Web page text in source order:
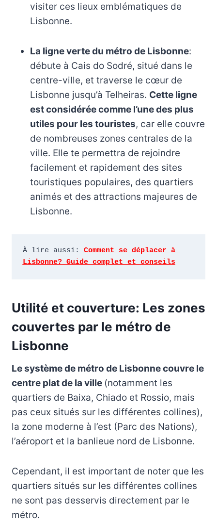
visiter ces lieux emblématiques de
Lisbonne.
La ligne verte du métro de Lisbonne:
débute à Cais do Sodré, situé dans le
centre-ville, et traverse le cœur de
Lisbonne jusqu’à Telheiras. Cette ligne
est considérée comme l’une des plus
utiles pour les touristes, car elle couvre
de nombreuses zones centrales de la
ville. Elle te permettra de rejoindre
facilement et rapidement des sites
touristiques populaires, des quartiers
animés et des attractions majeures de
Lisbonne.
À lire aussi: Comment se déplacer à
Lisbonne? Guide complet et conseils
Utilité et couverture: Les zones
couvertes par le métro de
Lisbonne
Le système de métro de Lisbonne couvre le
centre plat de la ville (notamment les
quartiers de Baixa, Chiado et Rossio, mais
pas ceux situés sur les différentes collines),
la zone moderne à l’est (Parc des Nations),
l’aéroport et la banlieue nord de Lisbonne.
Cependant, il est important de noter que les
quartiers situés sur les différentes collines
ne sont pas desservis directement par le
métro.